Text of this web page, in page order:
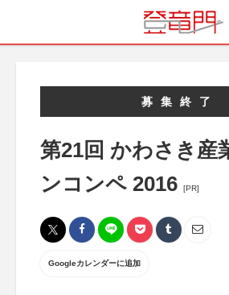
募集終了
第21回 かわさき産
ンコンペ 2016
[PR]
Googleカレンダーに追加